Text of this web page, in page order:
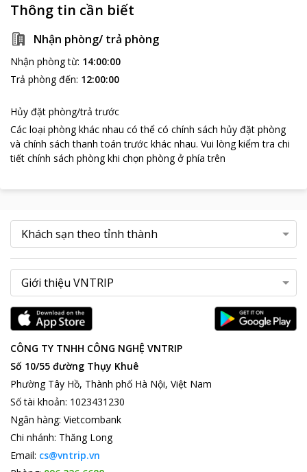
Thông tin cần biết
Nhận phòng/ trả phòng
Nhận phòng từ: 14:00:00
Trả phòng đến: 12:00:00
Hủy đặt phòng/trả trước
Các loại phòng khác nhau có thể có chính sách hủy đặt phòng
và chính sách thanh toán trước khác nhau. Vui lòng kiểm tra chi
tiết chính sách phòng khi chọn phòng ở phía trên
CÔNG TY TNHH CÔNG NGHỆ VNTRIP
Số 10/55 đường Thụy Khuê
Phường Tây Hồ, Thành phố Hà Nội, Việt Nam
Số tài khoản: 1023431230
Ngân hàng: Vietcombank
Chi nhánh: Thăng Long
Email: cs@vntrip.vn